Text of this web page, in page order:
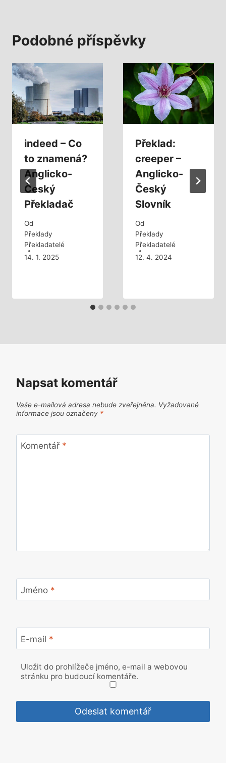
Podobné příspěvky
indeed – Co
to znamená?
Anglicko-
Český
Překladač
Od
Překlady
Překladatelé
14. 1. 2025
Překlad:
creeper –
Anglicko-
Český
Slovník
Od
Překlady
Překladatelé
12. 4. 2024
Napsat komentář
Vaše e-mailová adresa nebude zveřejněna. Vyžadované
informace jsou označeny *
Komentář *
Jméno *
E-mail *
Uložit do prohlížeče jméno, e-mail a webovou
stránku pro budoucí komentáře.